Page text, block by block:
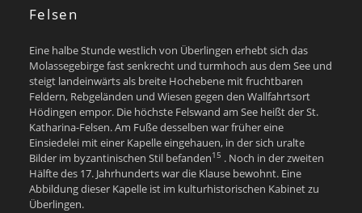
Felsen
Eine halbe Stunde westlich von Überlingen erhebt sich das
Molassegebirge fast senkrecht und turmhoch aus dem See und
steigt landeinwärts als breite Hochebene mit fruchtbaren
Feldern, Rebgeländen und Wiesen gegen den Wallfahrtsort
Hödingen empor. Die höchste Felswand am See heißt der St.
Katharina-Felsen. Am Fuße desselben war früher eine
Einsiedelei mit einer Kapelle eingehauen, in der sich uralte
Bilder im byzantinischen Stil befanden15 . Noch in der zweiten
Hälfte des 17. Jahrhunderts war die Klause bewohnt. Eine
Abbildung dieser Kapelle ist im kulturhistorischen Kabinet zu
Überlingen.